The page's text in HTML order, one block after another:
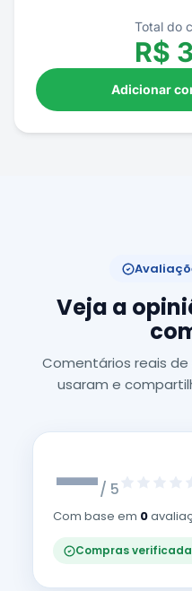
Total do
R$
Adicionar
Veja a
Comentários reais
usaram e
—/ 5
Com base em 0
Compras